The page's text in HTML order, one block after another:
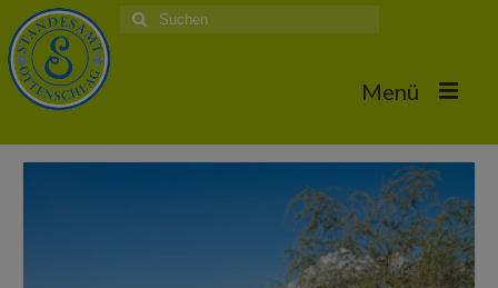
Suche
nach:
Menü
Trauungstermine & Erforderliche Dokumente